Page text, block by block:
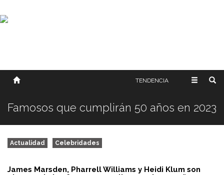
SOBRE NOSOTROS
TENDENCIA
Famosos que cumplirán 50 años en 2023
Actualidad Celebridades
James Marsden, Pharrell Williams y Heidi Klum son